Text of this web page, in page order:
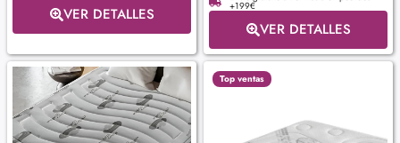
VER DETALLES +199€
VER DETALLES
Top ventas